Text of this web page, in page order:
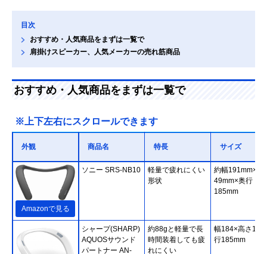
目次
おすすめ・人気商品をまずは一覧で
肩掛けスピーカー、人気メーカーの売れ筋商品
おすすめ・人気商品をまずは一覧で
※上下左右にスクロールできます
外観 商品名 特長 サイズ
Amazonで見る
ソニー SRS-NB10
軽量で疲れにくい
形状
約幅191mm×高
49mm×奥行
185mm
シャープ(SHARP)
AQUOSサウンド
パートナー AN-
約88gと軽量で長
時間装着しても疲
れにくい
幅184×高さ18×
行185mm